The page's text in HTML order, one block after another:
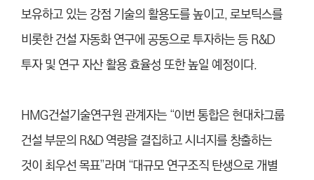
보유하고 있는 강점 기술의 활용도를 높이고, 로보틱스를
비롯한 건설 자동화 연구에 공동으로 투자하는 등 R&D
투자 및 연구 자산 활용 효율성 또한 높일 예정이다.
HMG건설기술연구원 관계자는 “이번 통합은 현대차그룹
건설 부문의 R&D 역량을 결집하고 시너지를 창출하는
것이 최우선 목표”라며 “대규모 연구조직 탄생으로 개별